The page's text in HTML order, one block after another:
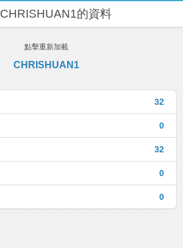
CHRISHUAN1的資料
點擊重新加載
CHRISHUAN1
32
0
32
0
0